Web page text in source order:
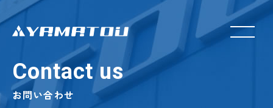
Contact us
お問い合わせ